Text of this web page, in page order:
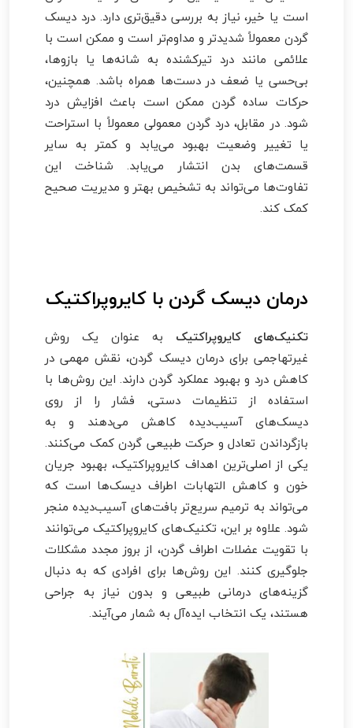
است یا خیر، نیاز به بررسی دقیق‌تری دارد. درد دیسک
گردن معمولاً شدیدتر و مداوم‌تر است و ممکن است با
علائمی مانند درد تیرکشنده به شانه‌ها یا بازوها،
بی‌حسی یا ضعف در دست‌ها همراه باشد. همچنین،
حرکات ساده گردن ممکن است باعث افزایش درد
شود. در مقابل، درد گردن معمولی معمولاً با استراحت
یا تغییر وضعیت بهبود می‌یابد و کمتر به سایر
قسمت‌های بدن انتشار می‌یابد. شناخت این
تفاوت‌ها می‌تواند به تشخیص بهتر و مدیریت صحیح
کمک کند.
درمان دیسک گردن با کایروپراکتیک
تکنیک‌های کایروپراکتیک به عنوان یک روش
غیرتهاجمی برای درمان دیسک گردن، نقش مهمی در
کاهش درد و بهبود عملکرد گردن دارند. این روش‌ها با
استفاده از تنظیمات دستی، فشار را از روی
دیسک‌های آسیب‌دیده کاهش می‌دهند و به
بازگرداندن تعادل و حرکت طبیعی گردن کمک می‌کنند.
یکی از اصلی‌ترین اهداف کایروپراکتیک، بهبود جریان
خون و کاهش التهابات اطراف دیسک‌ها است که
می‌تواند به ترمیم سریع‌تر بافت‌های آسیب‌دیده منجر
شود. علاوه بر این، تکنیک‌های کایروپراکتیک می‌توانند
با تقویت عضلات اطراف گردن، از بروز مجدد مشکلات
جلوگیری کنند. این روش‌ها برای افرادی که به دنبال
گزینه‌های درمانی طبیعی و بدون نیاز به جراحی
هستند، یک انتخاب ایده‌آل به شمار می‌آیند.